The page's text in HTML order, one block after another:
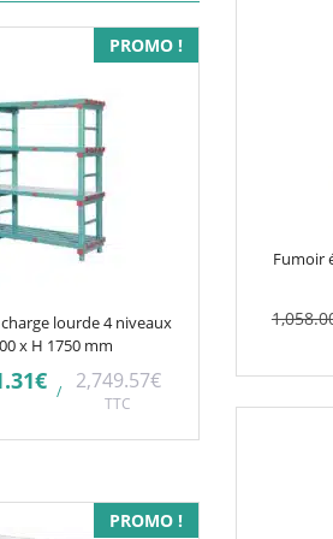
Fumoir
PROMO !
lourde 4 niveaux
x H 1750 mm
€Le
prix
est :
/ 2,749.57€
TTC
PROMO !